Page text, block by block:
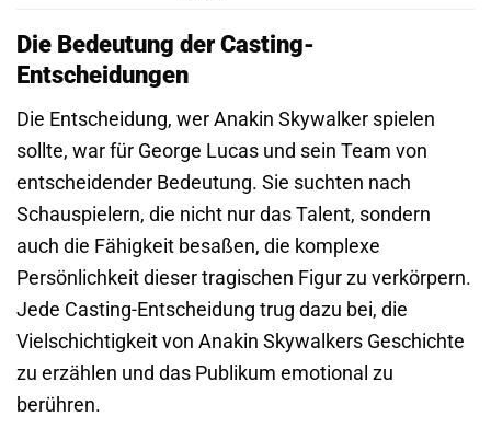
Die Bedeutung der Casting-
Entscheidungen
Die Entscheidung, wer Anakin Skywalker spielen
sollte, war für George Lucas und sein Team von
entscheidender Bedeutung. Sie suchten nach
Schauspielern, die nicht nur das Talent, sondern
auch die Fähigkeit besaßen, die komplexe
Persönlichkeit dieser tragischen Figur zu verkörpern.
Jede Casting-Entscheidung trug dazu bei, die
Vielschichtigkeit von Anakin Skywalkers Geschichte
zu erzählen und das Publikum emotional zu
berühren.